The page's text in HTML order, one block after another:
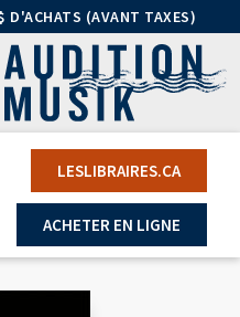
D'ACHATS (AVANT TAXES)
LESLIBRAIRES.CA
ACHETER EN LIGNE